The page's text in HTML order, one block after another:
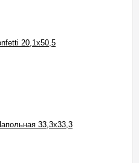
20,1x50,5
33,3x33,3